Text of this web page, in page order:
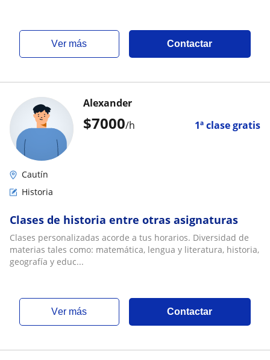
ver más Contactar
$7000/h 1ª clase gratis
Alexander
Cautín
Historia
Clases de historia entre otras asignaturas
Clases personalizadas acorde a tus horarios. Diversidad de
materias tales como: matemática, lengua y literatura, historia,
geografía y educ...
ver más Contactar